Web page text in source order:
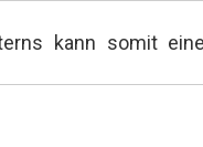
kann somit